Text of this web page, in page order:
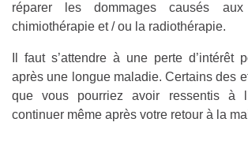
réparer les dommages causés
chimiothérapie et / ou la radiothérapie.
Il faut s’attendre à une perte d’intérêt
après une longue maladie. Certains des
que vous pourriez avoir ressentis à
continuer même après votre retour à la